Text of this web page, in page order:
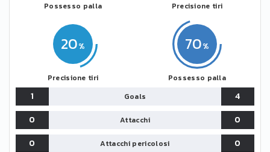
Possesso palla
20
Precisione tiri
70
Possesso palla
Precisione tiri
1 Goals
4
0
Attacchi
0
0
Attacchi pericolosi
0